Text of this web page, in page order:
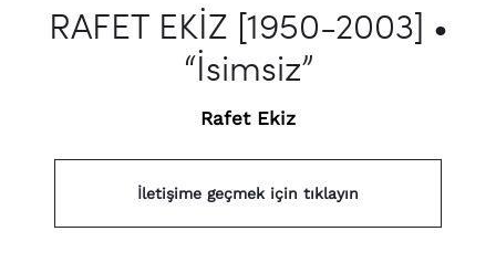
RAFET EKİZ [1950-2003] •
“İsimsiz”
Rafet Ekiz
İletişime geçmek için tıklayın